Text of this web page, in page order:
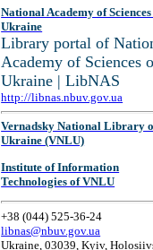
National Academy of
Ukraine
Library portal of
Academy of Sciences
Ukraine | LibNAS
http://libnas.nbuv.gov.ua
Vernadsky National Library
Ukraine (VNLU)
Institute of Information
Technologies of VNLU
+38 (044) 525-36-24
libnas@nbuv.gov.ua
Ukraine, 03039, Kyiv,